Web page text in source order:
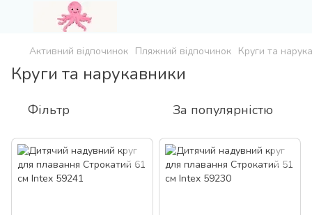
Активний відпочинок Пляжний відпочинок Круги та
Круги та нарукавники
Фільтр За популярністю